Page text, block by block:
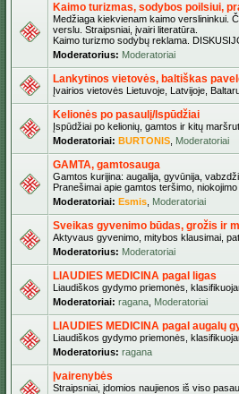
Kaimo turizmas, sodybos poilsiui,
Medžiaga kiekvienam kaimo verslininkui.
verslu. Straipsniai, įvairi literatūra.
Kaimo turizmo sodybų reklama.
Moderatorius: Moderatoriai
Lankytinos vietovės, baltiškas
Įvairios vietovės Lietuvoje, Latvijoje,
Kelionės po pasaulį/Ispūdžiai
Įspūdžiai po kelionių, gamtos ir kitų
Moderatoriai: BURTONIS Moderatoriai
GAMTA, gamtosauga
Gamtos kurijina: augalija, gyvūnija,
Pranešimai apie gamtos teršimo,
Moderatoriai: Esmis Moderatoriai
Sveikas gyvenimo būdas, grožis ir
Aktyvaus gyvenimo, mitybos klausimai,
Moderatorius: Moderatoriai
LIAUDIES MEDICINA pagal ligas
Liaudiškos gydymo priemonės,
Moderatoriai: ragana Moderatoriai
LIAUDIES MEDICINA pagal augalų
Liaudiškos gydymo priemonės,
Moderatorius: ragana
Įvairenybės
Straipsniai, įdomios naujienos iš viso